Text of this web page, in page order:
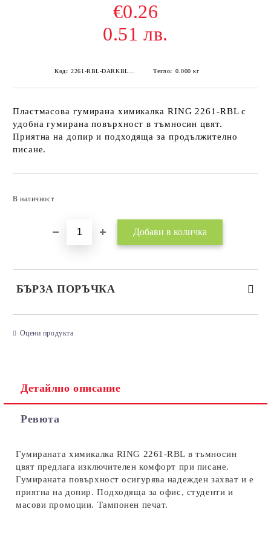
€0.26
0.51 лв.
Код: Тегло: 0.000 кг
Пластмасова гумирана химикалка RING 2261-RBL с
удобна гумирана повърхност в тъмносин цвят.
Приятна на допир и подходяща за продължително
писане.
В наличност
БЪРЗА ПОРЪЧКА
Оцени продукта
Детайлно описание
Ревюта
Гумираната химикалка RING 2261-RBL в тъмносин
цвят предлага изключителен комфорт при писане.
Гумираната повърхност осигурява надежден захват и е
приятна на допир. Подходяща за офис, студенти и
масови промоции. Тампонен печат.